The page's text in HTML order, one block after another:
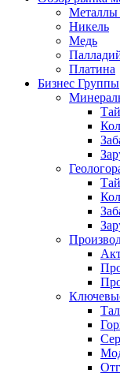
Металлы
Никель
Медь
Платина
Бизнес Группы